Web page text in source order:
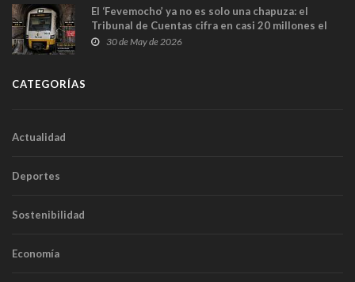
El ‘Fevemocho’ ya no es solo una chapuza: el
Tribunal de Cuentas cifra en casi 20 millones el
sobrecoste de los trenes que no cabían por los
30 de May de 2026
CATEGORÍAS
Actualidad
Deportes
Sostenibilidad
Economía